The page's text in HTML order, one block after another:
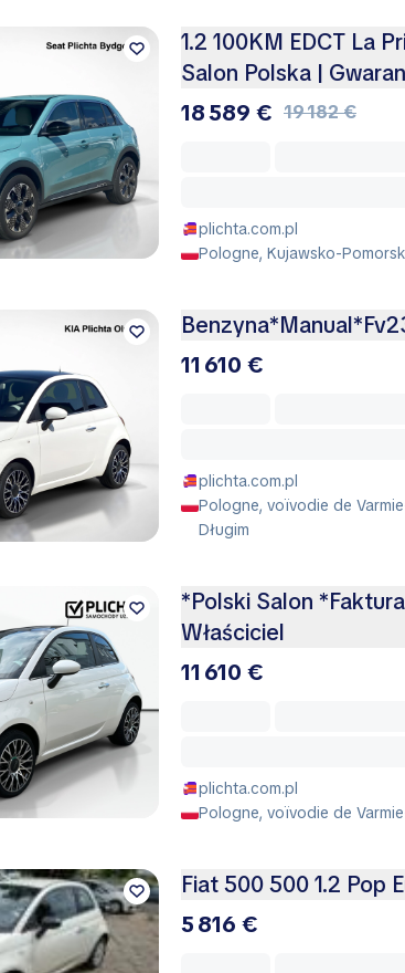
1.2 100KM EDCT La
Salon Polska |
18 589 € 19 182 €
plichta.com.pl
Pologne, Kujawsko-
11 610 €
plichta.com.pl
Pologne, voïvodie de
Długim
*Polski Salon
Właściciel
11 610 €
plichta.com.pl
Pologne, voïvodie de
Fiat 500 500 1.2 Pop
5 816 €